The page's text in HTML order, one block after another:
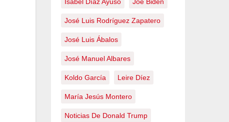
José Luis Rodríguez Zapatero
José Luis Ábalos
José Manuel Albares
Koldo García Leire Díez
María Jesús Montero
Noticias De Donald Trump